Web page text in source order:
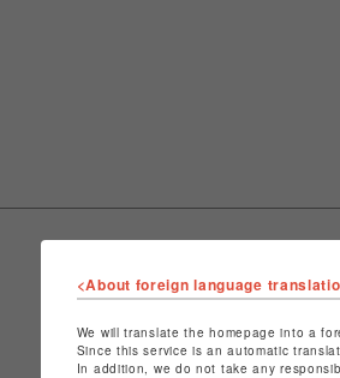
ショ
<About foreign language
We will translate the homepage into a
Since this service is an automatic
In addition, we do not take any